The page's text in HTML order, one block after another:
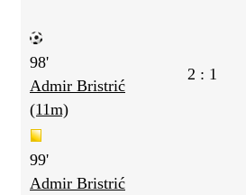
98'
Admir Bristrić
(11m)
2 : 1
99'
Admir Bristrić